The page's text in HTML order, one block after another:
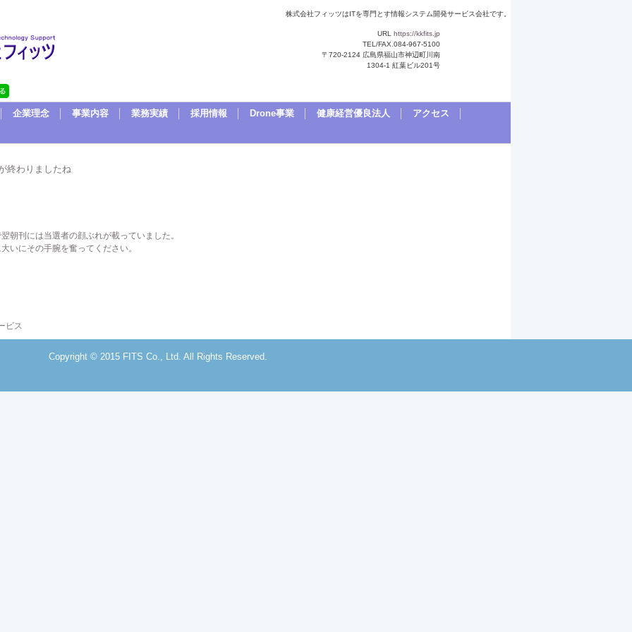
株式会社フィッツはITを専門とす情報システム開発サービス会社です。
URL https://kkfits.jp
TEL/FAX.084-967-5100
〒720-2124 広島県福山市神辺町川南
1304-1 紅葉ビル201号
企業理念 事業内容 業務実績 採用情報 Drone事業 健康経営優良法人
アクセス
終わりましたね
朝刊には当選者の顔ぶれが載っていました。
いにその手腕を奮ってください。
ビス
Copyright © 2015 FITS Co., Ltd. All Rights Reserved.